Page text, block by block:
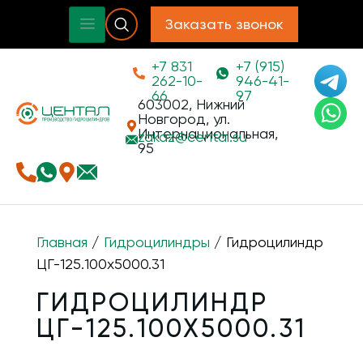
Заказать звонок
+7 831
262-10-
66
+7 (915)
946-41-
97
603002, Нижний
Новгород, ул.
Интернациональная,
95
zakaz@cental.su
Главная / Гидроцилиндры / Гидроцилиндр
ЦГ-125.100х5000.31
ГИДРОЦИЛИНДР
ЦГ-125.100Х5000.31